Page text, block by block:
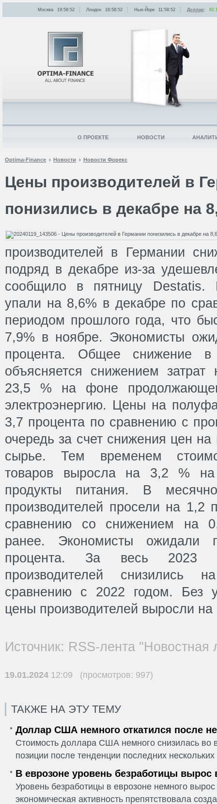
Optima-Finance Новости Новости Форекс
Цены производителей в
понизились в декабре на
производителей в Германии
подряд в декабре из-за
сообщило в пятницу Destatis.
упали на 8,6% в декабре по
периодом прошлого года, что
7,9% в ноябре. Экономисты
процента. Общее снижение
объясняется снижением затрат
23,5 % на фоне
электроэнергию. Цены на
3,7 процента по сравнению с
очередь за счет снижения цен
сырье. Тем временем
товаров выросла на 3,2 %
продукты питания. В
производителей просели на 1,2
сравнению со снижением на
ранее. Экономисты
процента. За весь 2023
производителей
сравнению с 2022 годом. Без
цены производителей выросли на
Источник: RSS-лента "Новостная
19.01.2024 12:09 (просмотров: 997)
ТАКЖЕ НА ЭТУ ТЕМУ
Доллар США немного откатился после
Стоимость доллара США немного снизилась во
позиции после тенденции последних
В еврозоне уровень безработицы вырос
Уровень безработицы в еврозоне немного
экономическая активность препятствовала
Москва 19:58:52 Лондон 16:58:52 Нью-Йорк 11:58:52 Доллар:
О ПРОЕКТЕ НОВОСТИ